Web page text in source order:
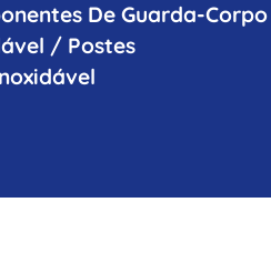
De Guarda-Corpo
/ Postes